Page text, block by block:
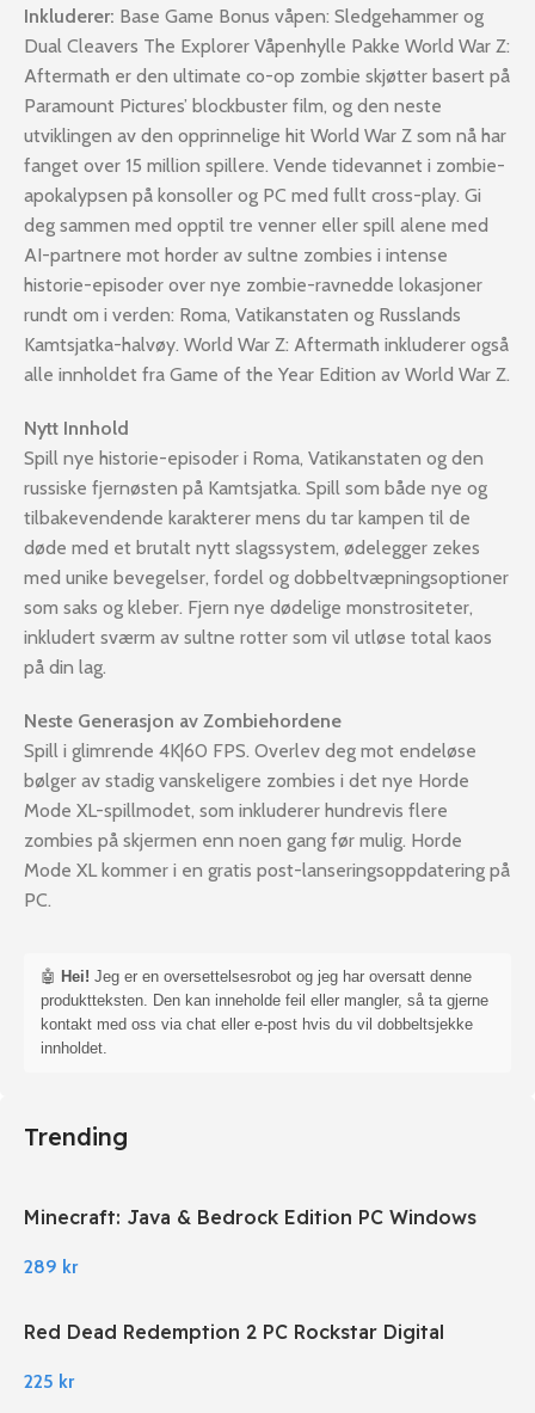
Inkluderer: Base Game Bonus våpen: Sledgehammer og
Dual Cleavers The Explorer Våpenhylle Pakke World War Z:
Aftermath er den ultimate co-op zombie skjøtter basert på
Paramount Pictures’ blockbuster film, og den neste
utviklingen av den opprinnelige hit World War Z som nå har
fanget over 15 million spillere. Vende tidevannet i zombie-
apokalypsen på konsoller og PC med fullt cross-play. Gi
deg sammen med opptil tre venner eller spill alene med
AI-partnere mot horder av sultne zombies i intense
historie-episoder over nye zombie-ravnedde lokasjoner
rundt om i verden: Roma, Vatikanstaten og Russlands
Kamtsjatka-halvøy. World War Z: Aftermath inkluderer også
alle innholdet fra Game of the Year Edition av World War Z.
Nytt Innhold
Spill nye historie-episoder i Roma, Vatikanstaten og den
russiske fjernøsten på Kamtsjatka. Spill som både nye og
tilbakevendende karakterer mens du tar kampen til de
døde med et brutalt nytt slagssystem, ødelegger zekes
med unike bevegelser, fordel og dobbeltvæpningsoptioner
som saks og kleber. Fjern nye dødelige monstrositeter,
inkludert sværm av sultne rotter som vil utløse total kaos
på din lag.
Neste Generasjon av Zombiehordene
Spill i glimrende 4K|60 FPS. Overlev deg mot endeløse
bølger av stadig vanskeligere zombies i det nye Horde
Mode XL-spillmodet, som inkluderer hundrevis flere
zombies på skjermen enn noen gang før mulig. Horde
Mode XL kommer i en gratis post-lanseringsoppdatering på
PC.
🤖 Hei! Jeg er en oversettelsesrobot og jeg har oversatt denne
produktteksten. Den kan inneholde feil eller mangler, så ta gjerne
kontakt med oss via chat eller e-post hvis du vil dobbeltsjekke
innholdet.
Trending
Minecraft: Java & Bedrock Edition PC Windows
289 kr
Red Dead Redemption 2 PC Rockstar Digital
225 kr